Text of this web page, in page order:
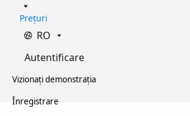
Prețuri
RO
Autentificare
Vizionați demonstrația
Înregistrare